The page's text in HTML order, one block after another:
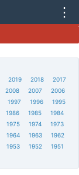
⋮
2019 2018
2017
2008 2007
2006
1997 1996
1995
1986 1985
1984
1975 1974
1973
1964 1963
1962
1953 1952
1951